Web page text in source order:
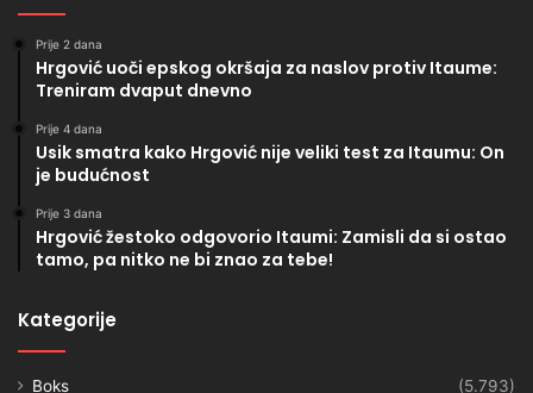
Prije 2 dana
Hrgović uoči epskog okršaja za naslov protiv Itaume:
Treniram dvaput dnevno
Prije 4 dana
Usik smatra kako Hrgović nije veliki test za Itaumu: On
je budućnost
Prije 3 dana
Hrgović žestoko odgovorio Itaumi: Zamisli da si ostao
tamo, pa nitko ne bi znao za tebe!
Kategorije
Boks
(5.793)